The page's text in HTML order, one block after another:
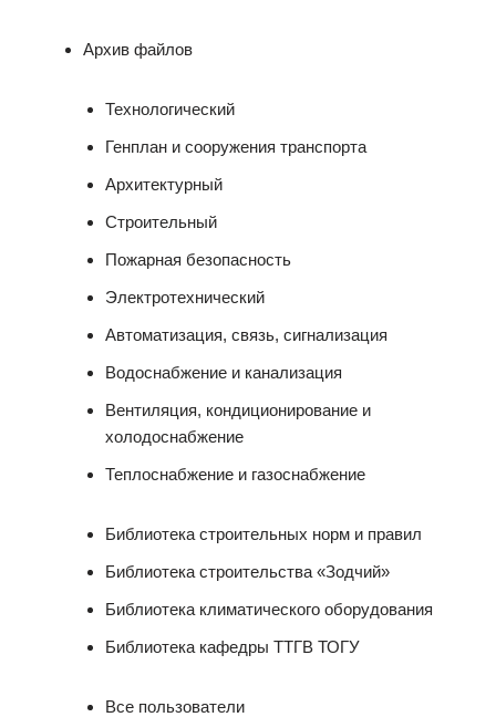
Архив файлов
Технологический
Генплан и сооружения транспорта
Архитектурный
Строительный
Пожарная безопасность
Электротехнический
Автоматизация, связь, сигнализация
Водоснабжение и канализация
Вентиляция, кондиционирование и
холодоснабжение
Теплоснабжение и газоснабжение
Библиотека строительных норм и правил
Библиотека строительства «Зодчий»
Библиотека климатического оборудования
Библиотека кафедры ТТГВ ТОГУ
Все пользователи